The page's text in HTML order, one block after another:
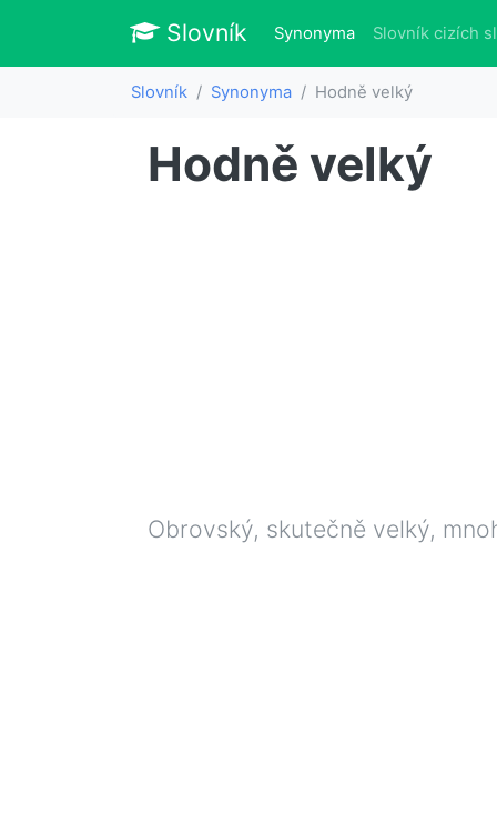
Slovník Slovník
Synonyma(aktuálně)
Slovník cizích
Slovník Synonyma Hodně velký
Hodně velký
Obrovský, skutečně velký,